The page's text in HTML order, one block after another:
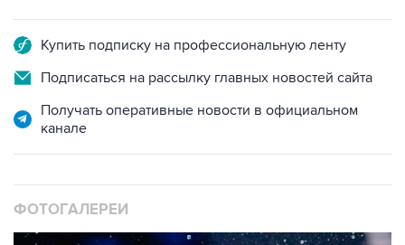
Купить подписку на профессиональную ленту
Подписаться на рассылку главных новостей сайта
Получать оперативные новости в официальном
канале
ФОТОГАЛЕРЕИ